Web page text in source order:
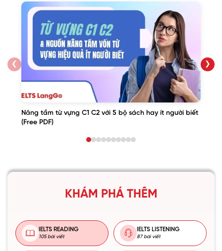
❮
Nâng tầm từ vựng C1 C2 với 5 bộ sách hay ít người biết
(Free PDF)
❯
KHÁM PHÁ THÊM
IELTS READING
105 bài viết
IELTS LISTENING
87 bài viết